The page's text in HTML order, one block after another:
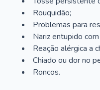
Rouquidão;
Problemas para
Nariz entupido
Reação alérgica a
Chiado ou dor no
Roncos.